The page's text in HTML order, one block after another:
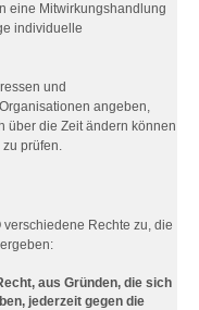
eine Mitwirkungshandlung
individuelle
und
angeben,
über die Zeit ändern können
prüfen.
verschiedene Rechte zu, die
aus Gründen, die sich
jederzeit gegen die